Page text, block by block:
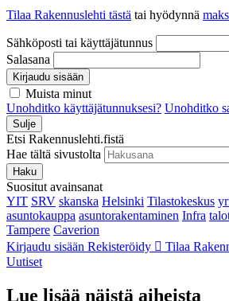
Tilaa Rakennuslehti tästä tai hyödynnä
Sähköposti tai käyttäjätunnus
Salasana
Kirjaudu sisään
Muista minut
Unohditko käyttäjätunnuksesi? Unohditko
Sulje
Etsi Rakennuslehti.fistä
Hae tältä sivustolta
Haku
Suositut avainsanat
YIT SRV skanska Helsinki Tilastokeskus
asuntokauppa asuntorakentaminen Infra
Tampere Caverion
Kirjaudu sisään Rekisteröidy Tilaa
Uutiset
Lue lisää näistä aiheista